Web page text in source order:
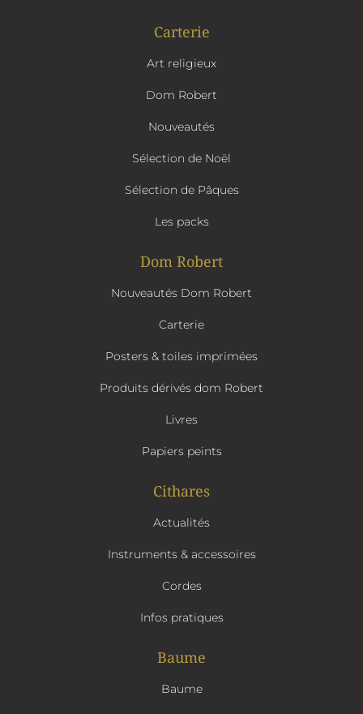
Carterie
Art religieux
Dom Robert
Nouveautés
Sélection de Noël
Sélection de Pâques
Les packs
Dom Robert
Nouveautés Dom Robert
Carterie
Posters & toiles imprimées
Produits dérivés dom Robert
Livres
Papiers peints
Cithares
Actualités
Instruments & accessoires
Cordes
Infos pratiques
Baume
Baume